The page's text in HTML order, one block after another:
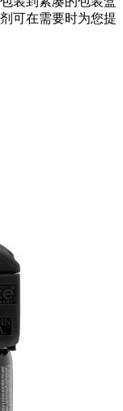
可在需要时为您提